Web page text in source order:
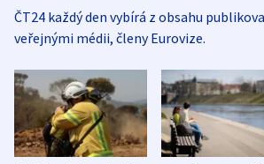
ČT24 každý den vybírá z obsahu
veřejnými médii, členy Eurovize.